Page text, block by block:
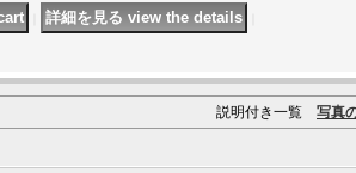
説明付き一覧 写真